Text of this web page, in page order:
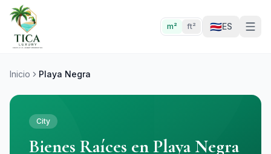
m² ft² 🇨🇷ES
Inicio Playa Negra
City
Bienes Raíces en Playa Negra